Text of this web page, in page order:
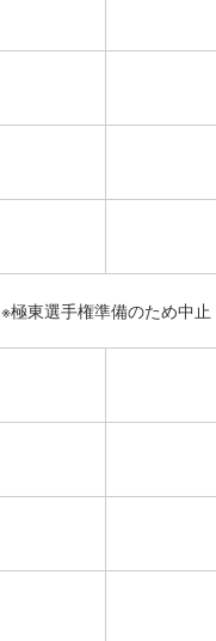
※極東選手権準備のため中止